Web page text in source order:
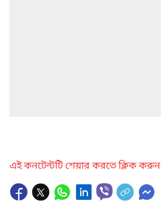
এই কনটেন্টটি শেয়ার করতে ক্লিক করুন